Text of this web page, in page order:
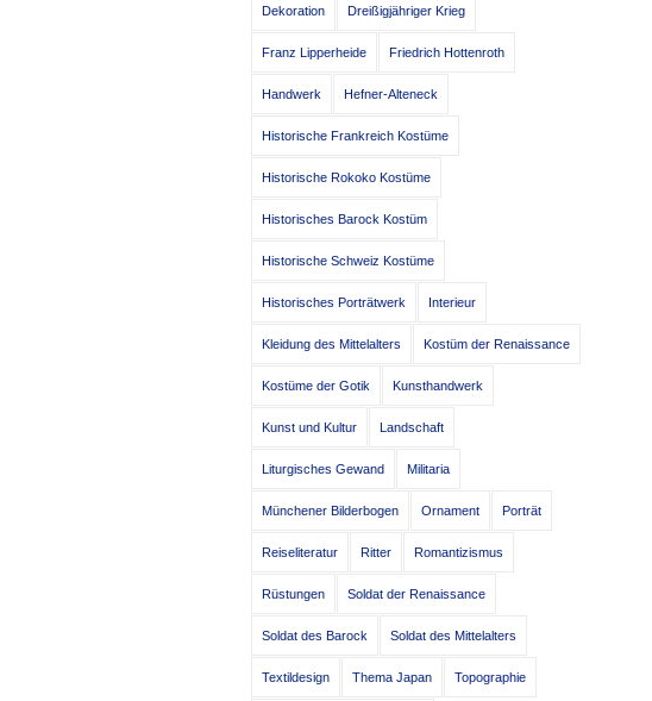
Dekoration Dreißigjähriger Krieg
Franz Lipperheide Friedrich Hottenroth
Handwerk Hefner-Alteneck
Historische Frankreich Kostüme
Historische Rokoko Kostüme
Historisches Barock Kostüm
Historische Schweiz Kostüme
Historisches Porträtwerk Interieur
Kleidung des Mittelalters Kostüm der Renaissance
Kostüme der Gotik Kunsthandwerk
Kunst und Kultur Landschaft
Liturgisches Gewand Militaria
Münchener Bilderbogen Ornament Porträt
Reiseliteratur Ritter Romantizismus
Rüstungen Soldat der Renaissance
Soldat des Barock Soldat des Mittelalters
Textildesign Thema Japan Topographie